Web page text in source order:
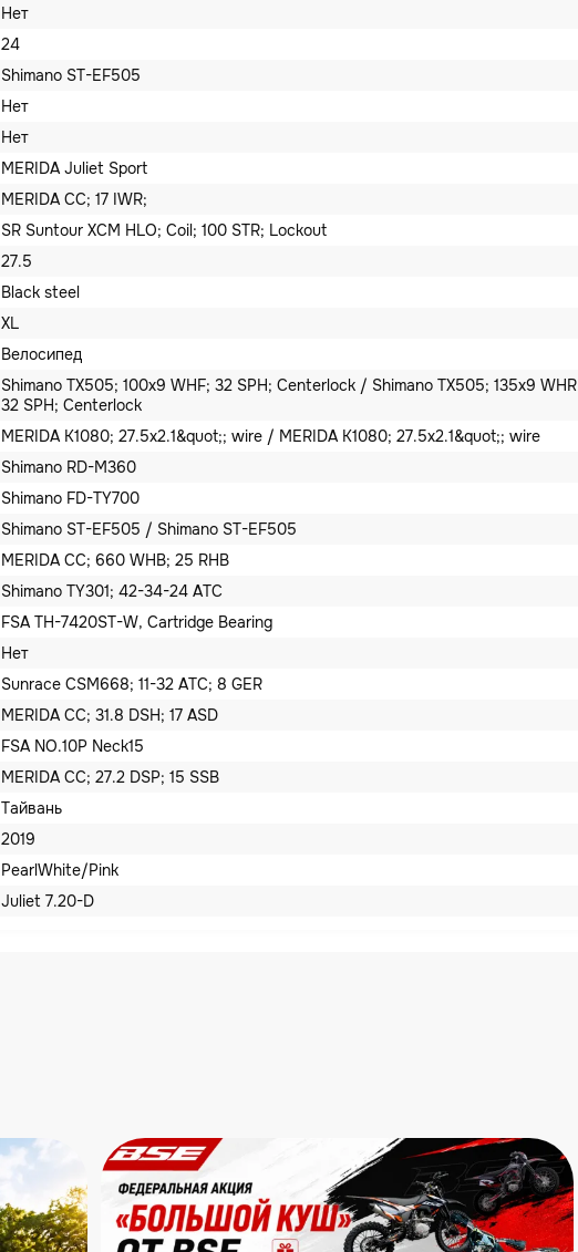
Нет
24
Shimano ST-EF505
Нет
Нет
MERIDA Juliet Sport
MERIDA CC; 17 IWR;
SR Suntour XCM HLO; Coil; 100 STR; Lockout
27.5
Black steel
XL
Велосипед
Shimano TX505; 100x9 WHF; 32 SPH; Centerlock / Shimano TX505; 135x9
32 SPH; Centerlock
MERIDA K1080; 27.5x2.1&quot;; wire / MERIDA K1080; 27.5x2.1&quot;; wire
Shimano RD-M360
Shimano FD-TY700
Shimano ST-EF505 / Shimano ST-EF505
MERIDA CC; 660 WHB; 25 RHB
Shimano TY301; 42-34-24 ATC
FSA TH-7420ST-W, Cartridge Bearing
Нет
Sunrace CSM668; 11-32 ATC; 8 GER
MERIDA CC; 31.8 DSH; 17 ASD
FSA NO.10P Neck15
MERIDA CC; 27.2 DSP; 15 SSB
Тайвань
2019
PearlWhite/Pink
Juliet 7.20-D